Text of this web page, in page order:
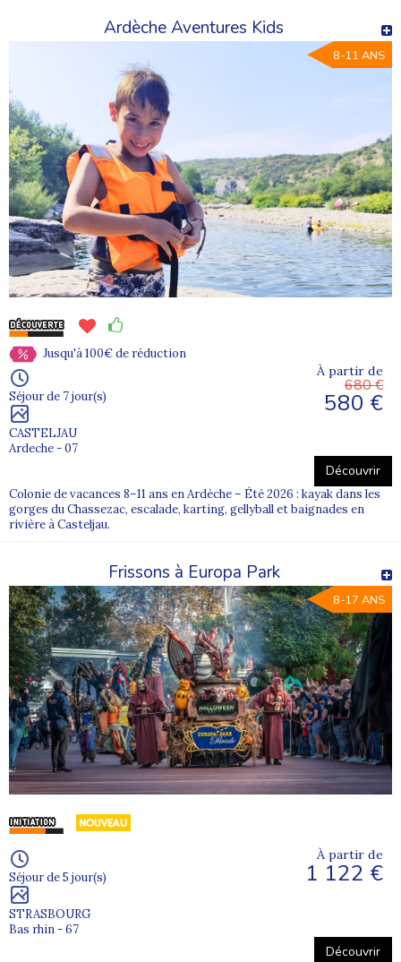
Ardèche Aventures Kids
8-11 ANS
Jusqu'à 100€ de réduction
Séjour de 7 jour(s)
CASTELJAU
Ardeche - 07
À partir de
680 €
580 €
Découvrir
Colonie de vacances 8–11 ans en Ardèche – Été 2026 : kayak dans les
gorges du Chassezac, escalade, karting, gellyball et baignades en
rivière à Casteljau.
Frissons à Europa Park
8-17 ANS
Séjour de 5 jour(s)
STRASBOURG
Bas rhin - 67
À partir de
1 122 €
Découvrir